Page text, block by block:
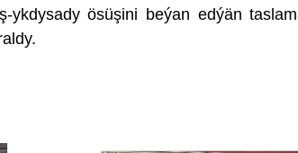
ykdysady ösüşini beýan edýän